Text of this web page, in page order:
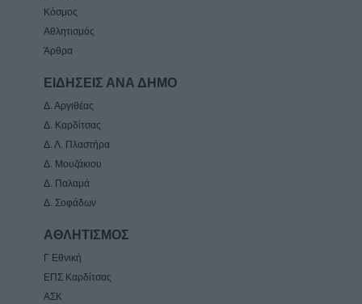
Κόσμος
Αθλητισμός
Άρθρα
ΕΙΔΗΣΕΙΣ ΑΝΑ ΔΗΜΟ
Δ. Αργιθέας
Δ. Καρδίτσας
Δ. Λ. Πλαστήρα
Δ. Μουζάκιου
Δ. Παλαμά
Δ. Σοφάδων
ΑΘΛΗΤΙΣΜΟΣ
Γ Εθνική
ΕΠΣ Καρδίτσας
ΑΣΚ